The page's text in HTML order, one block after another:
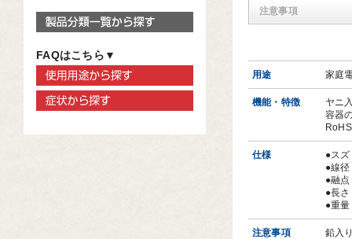
注意事項
用途 家庭
機能・特徴
ヤニ
容器
仕様
●ス
●線
●融
●長
●重
注意事項
鉛入
製品分類一覧から探す
FAQはこちら▼
使用用途から探す